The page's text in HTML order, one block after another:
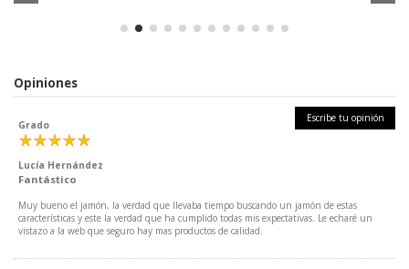
Opiniones
Escribe tu opinión
Grado
Lucía Hernández
Fantástico
Muy bueno el jamón, la verdad que llevaba tiempo buscando un jamón de estas
características y este la verdad que ha cumplido todas mis expectativas. Le echaré un
vistazo a la web que seguro hay mas productos de calidad.